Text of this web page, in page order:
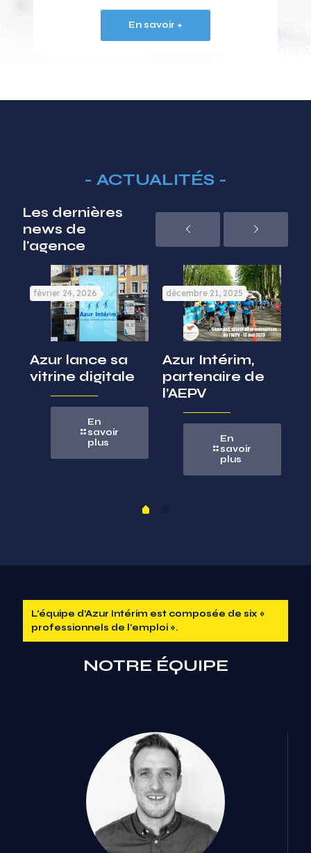
En savoir +
- ACTUALITÉS -
Les dernières
news de
l'agence
février 24, 2026
Azur lance sa
vitrine digitale
En
savoir
plus
décembre 21, 2025
Azur Intérim,
partenaire de
l’AEPV
En
savoir
plus
L’équipe d’Azur Intérim est composée de six «
professionnels de l’emploi ».
NOTRE ÉQUIPE